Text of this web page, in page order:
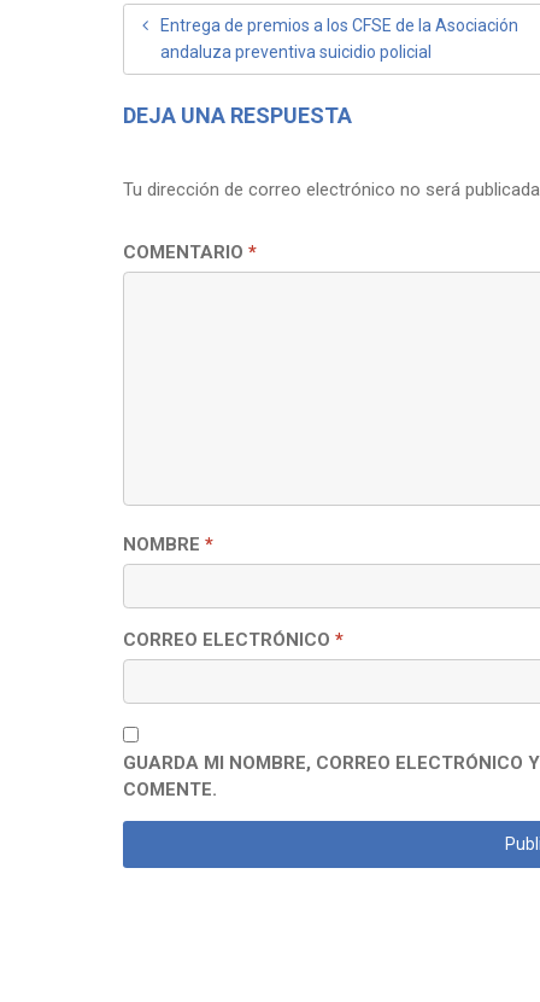
NAVEGACIÓN
DE
ENTRADAS
Entrega de premios a los CFSE de la Asociación
andaluza preventiva suicidio policial
DEJA UNA RESPUESTA
Tu dirección de correo electrónico no será
COMENTARIO *
NOMBRE *
CORREO ELECTRÓNICO *
GUARDA MI NOMBRE, CORREO ELECTRÓNICO
COMENTE.